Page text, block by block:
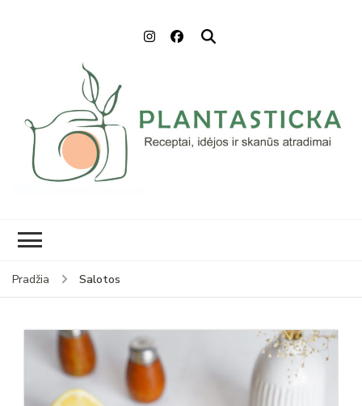
Pradžia Salotos